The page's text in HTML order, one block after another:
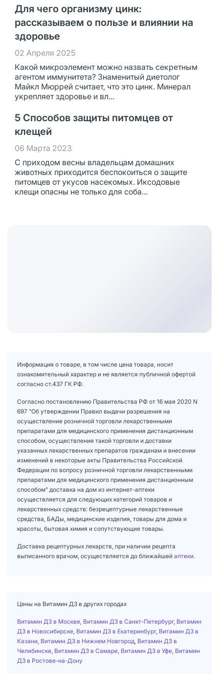
Для чего организму цинк:
рассказываем о пользе и влиянии на
здоровье
02 Апреля 2025
Какой микроэлемент можно назвать секретным
агентом иммунитета? Знаменитый диетолог
Майкл Мюррей считает, что это цинк. Минерал
укрепляет здоровье и вл...
5 Способов защиты питомцев от
клещей
06 Марта 2023
С приходом весны владельцам домашних
животных приходится беспокоиться о защите
питомцев от укусов насекомых. Иксодовые
клещи опасны не только для соба...
Информация о товаре, в том числе цена товара, носит
ознакомительный характер и не является публичной офертой
согласно ст.437 ГК РФ.
Согласно постановлению Правительства РФ от 16 мая 2020 N
697 "Об утверждении Правил выдачи разрешения на
осуществление розничной торговли лекарственными
препаратами для медицинского применения дистанционным
способом, осуществления такой торговли и доставки
указанных лекарственных препаратов гражданам и внесении
изменений в некоторые акты Правительства Российской
Федерации по вопросу розничной торговли лекарственными
препаратами для медицинского применения дистанционным
способом" доставка на дом из интернет-аптеки
осуществляется для следующих категорий товаров и
лекарственных средств: безрецептурные лекарственные
средства, БАДы, медицинские изделия, товары для дома и
красоты, бытовая химия и сопутствующие товары.
Доставка рецептурных лекарств, при наличии рецепта
выписанного врачом, осуществляется до ближайшей аптеки.
Цены на Витамин Д3 в других городах
Витамин Д3 в Москве Витамин Д3 в Санкт-Петербург, Витамин
Д3 в Новосибирске Витамин Д3 в Екатеринбург, Витамин Д3 в
Казани Витамин Д3 в Нижнем Новгород Витамин Д3 в
Челябинске Витамин Д3 в Самаре Витамин Д3 в Уфе Витамин
Д3 в Ростове-на-Дону